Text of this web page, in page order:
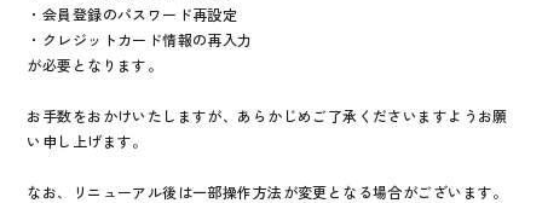
・会員登録のパスワード再設定
・クレジットカード情報の再入力
が必要となります。
お手数をおかけいたしますが、あらかじめご了承くださいますようお願
い申し上げます。
なお、リニューアル後は一部操作方法が変更となる場合がございます。